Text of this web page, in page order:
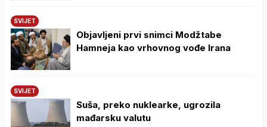
SVIJET
Objavljeni prvi snimci Modžtabe
Hamneja kao vrhovnog vođe Irana
SVIJET
Suša, preko nuklearke, ugrozila
mađarsku valutu